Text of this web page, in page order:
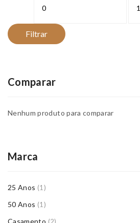
Filtrar
Comparar
Nenhum produto para comparar
Marca
25 Anos (1)
50 Anos (1)
Casamento